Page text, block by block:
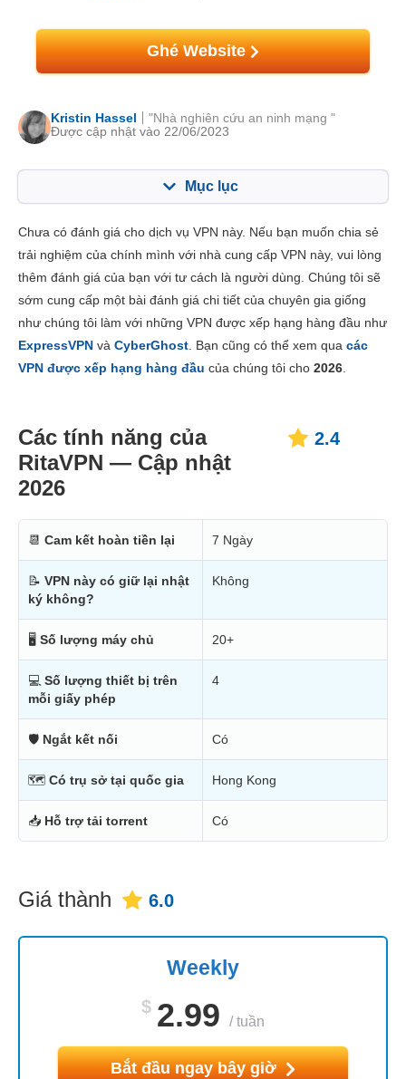
Ghé Website
Kristin Hassel
Được cập nhật vào 22/06/2023
"Nhà nghiên cứu an ninh mạng "
Mục lục
Tính năng chính 2.4
Cài đặt & Ứng dụng 4.0
Độ tin cậy và Hỗ trợ 2.0
Chưa có đánh giá cho dịch vụ VPN này. Nếu bạn muốn chia sẻ
trải nghiệm của chính mình với nhà cung cấp VPN này, vui lòng
thêm đánh giá của bạn với tư cách là người dùng. Chúng tôi sẽ
sớm cung cấp một bài đánh giá chi tiết của chuyên gia giống
như chúng tôi làm với những VPN được xếp hạng hàng đầu như
ExpressVPN và CyberGhost . Bạn cũng có thể xem qua các
VPN được xếp hạng hàng đầu của chúng tôi cho 2026
Các tính năng của
RitaVPN — Cập nhật
2026
2.4
📆 Cam kết hoàn tiền lại 7 Ngày
📝 VPN này có giữ lại nhật
ký không?
Không
🖥 Số lượng máy chủ 20+
💻 Số lượng thiết bị trên
mỗi giấy phép
4
🛡 Ngắt kết nối Có
🗺 Có trụ sở tại quốc gia Hong Kong
📥 Hỗ trợ tải torrent Có
Giá thành 6.0
Weekly
$ 2.99 /tuần
Bắt đầu ngay bây giờ